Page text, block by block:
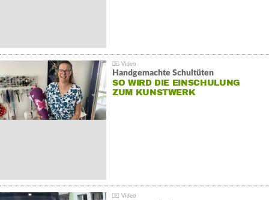
Handgemachte Schultüten
SO WIRD DIE EINSCHULUNG
ZUM KUNSTWERK